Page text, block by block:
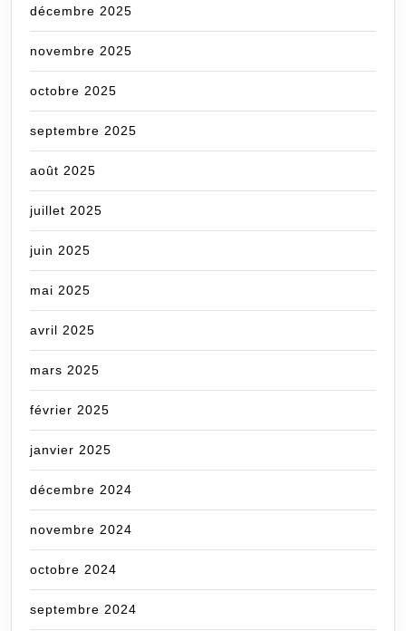
décembre 2025
novembre 2025
octobre 2025
septembre 2025
août 2025
juillet 2025
juin 2025
mai 2025
avril 2025
mars 2025
février 2025
janvier 2025
décembre 2024
novembre 2024
octobre 2024
septembre 2024